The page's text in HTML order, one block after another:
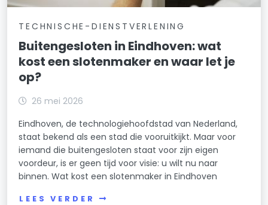
TECHNISCHE-DIENSTVERLENING
Buitengesloten in Eindhoven: wat
kost een slotenmaker en waar let je
op?
26 mei 2026
Eindhoven, de technologiehoofdstad van Nederland,
staat bekend als een stad die vooruitkijkt. Maar voor
iemand die buitengesloten staat voor zijn eigen
voordeur, is er geen tijd voor visie: u wilt nu naar
binnen. Wat kost een slotenmaker in Eindhoven
LEES VERDER